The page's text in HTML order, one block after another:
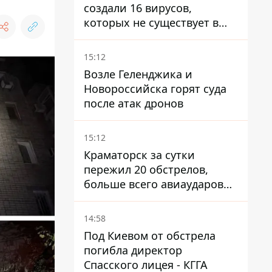
создали 16 вирусов,
которых не существует в
природе
15:12
Возле Геленджика и
Новороссийска горят суда
после атак дронов
15:12
Краматорск за сутки
пережил 20 обстрелов,
больше всего авиаударов
КАБ-250
14:58
Под Киевом от обстрела
погибла директор
Спасского лицея - КГГА